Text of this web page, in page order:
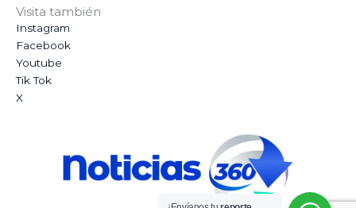
Visita también
Instagram
Facebook
Youtube
Tik Tok
X